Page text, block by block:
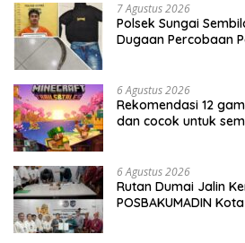
7 Agustus 2026
Polsek Sungai
Dugaan Percobaan
6 Agustus 2026
Rekomendasi 12
dan cocok untuk
6 Agustus 2026
Rutan Dumai Jalin
POSBAKUMADIN